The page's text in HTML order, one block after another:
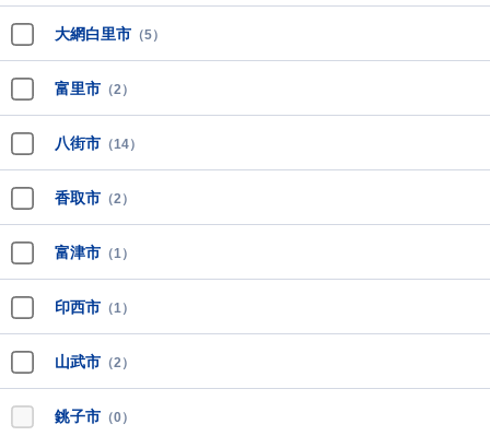
大網白里市 （5）
富里市 （2）
八街市 （14）
香取市 （2）
富津市 （1）
印西市 （1）
山武市 （2）
銚子市 （0）